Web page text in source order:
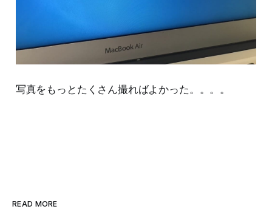
写真をもっとたくさん撮ればよかった。。。。
READ MORE